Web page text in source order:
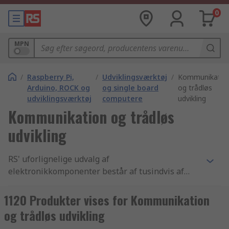
0
MPN
/ Raspberry Pi,
Arduino, ROCK og
udviklingsværktøj
/ Udviklingsværktøj
og single board
computere
/
og trådløs
udvikling
Kommunikation og trådløs
udvikling
RS' uforlignelige udvalg af
elektronikkomponenter består af tusindvis af
og komparatorer, Video processor kredse og
Højfrekvens udviklingssæt komponenter. Vi har
de bedste Højfrekvens udviklingssæt produkter
1120 Produkter vises for Kommunikation
og trådløs udvikling